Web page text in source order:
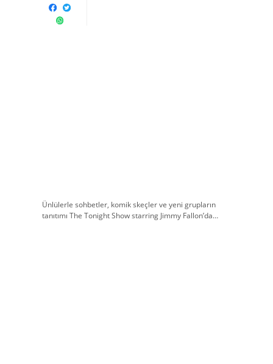
Ünlülerle sohbetler, komik skeçler ve yeni grupların
tanıtımı The Tonight Show starring Jimmy Fallon’da…